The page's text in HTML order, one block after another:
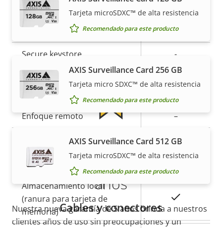
Descripción
de
propiedad
Valor de
la
propiedad
Sistema operativo firmado Sí
Arranque seguro
Secure keystore -
General
Descripción
Valor de
propiedad
Enfoque remoto –
Zoom remoto –
Infrarrojos integrados
Almacenamiento local
(ranura para tarjeta de
memoria)
Tarjeta microSDXC™ de alta resistencia
Recomendado para este producto
AXIS Surveillance Card 256 GB
Tarjeta micro SDXC™ de alta resistencia
Recomendado para este producto
AXIS Surveillance Card 512 GB
Tarjeta microSDXC™ de alta resistencia
Recomendado para este producto
Cables y conectores
Garantía
Más tranquilidad para el
cliente con una garantía de 5
años
Nuestra nueva garantía de 5 años brinda a nuestros
clientes años de uso sin preocupaciones y un